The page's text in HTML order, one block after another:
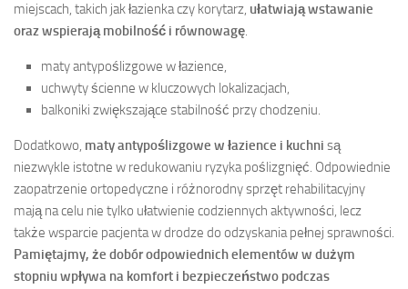
miejscach, takich jak łazienka czy korytarz, ułatwiają wstawanie
oraz wspierają mobilność i równowagę.
maty antypoślizgowe w łazience,
uchwyty ścienne w kluczowych lokalizacjach,
balkoniki zwiększające stabilność przy chodzeniu.
Dodatkowo, maty antypoślizgowe w łazience i kuchni są
niezwykle istotne w redukowaniu ryzyka poślizgnięć. Odpowiednie
zaopatrzenie ortopedyczne i różnorodny sprzęt rehabilitacyjny
mają na celu nie tylko ułatwienie codziennych aktywności, lecz
także wsparcie pacjenta w drodze do odzyskania pełnej sprawności.
Pamiętajmy, że dobór odpowiednich elementów w dużym
stopniu wpływa na komfort i bezpieczeństwo podczas